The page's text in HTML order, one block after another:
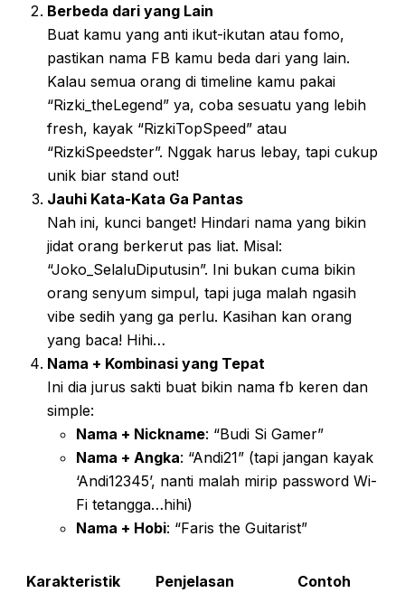
Berbeda dari yang Lain
Buat kamu yang anti ikut-ikutan atau fomo,
pastikan nama FB kamu beda dari yang lain.
Kalau semua orang di timeline kamu pakai
“Rizki_theLegend” ya, coba sesuatu yang lebih
fresh, kayak “RizkiTopSpeed” atau
“RizkiSpeedster”. Nggak harus lebay, tapi cukup
unik biar stand out!
Jauhi Kata-Kata Ga Pantas
Nah ini, kunci banget! Hindari nama yang bikin
jidat orang berkerut pas liat. Misal:
“Joko_SelaluDiputusin”. Ini bukan cuma bikin
orang senyum simpul, tapi juga malah ngasih
vibe sedih yang ga perlu. Kasihan kan orang
yang baca! Hihi…
Nama + Kombinasi yang Tepat
Ini dia jurus sakti buat bikin nama fb keren dan
simple:
Nama + Nickname: “Budi Si Gamer”
Nama + Angka: “Andi21” (tapi jangan kayak
‘Andi12345’, nanti malah mirip password Wi-
Fi tetangga…hihi)
Nama + Hobi: “Faris the Guitarist”
Karakteristik Penjelasan Contoh